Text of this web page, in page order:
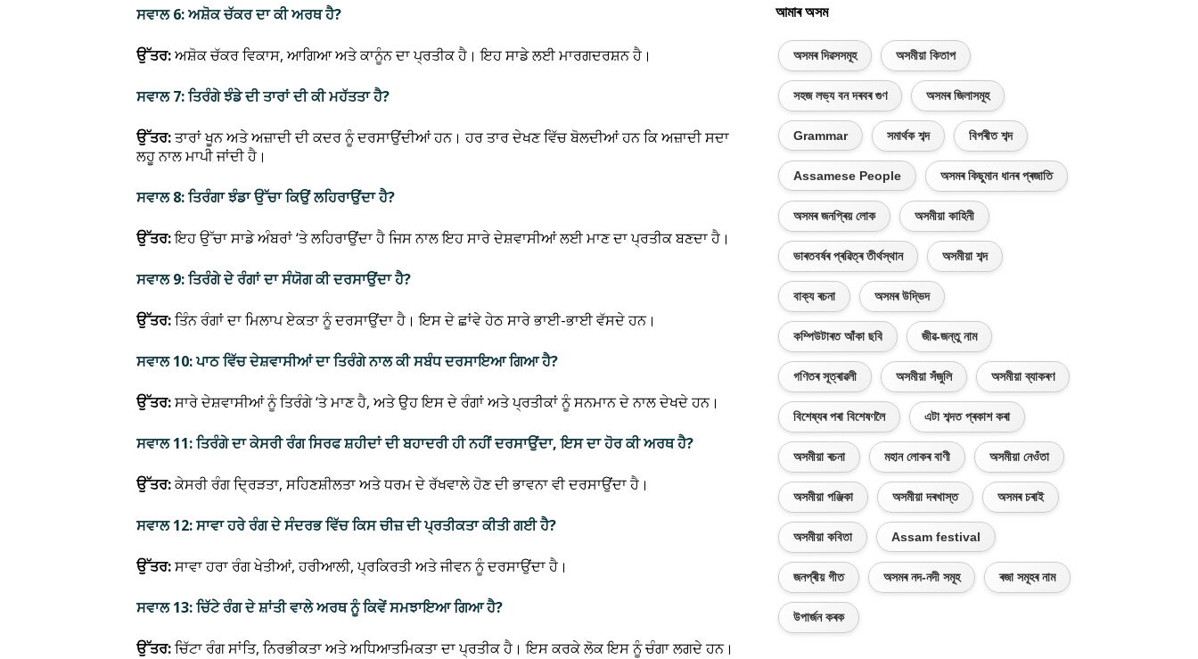
ਸਵਾਲ 6: ਅਸ਼ੋਕ ਚੱਕਰ ਦਾ ਕੀ ਅਰਥ ਹੈ?
ਉੱਤਰ:ਅਸ਼ੋਕ ਚੱਕਰ ਵਿਕਾਸ, ਆਗਿਆ ਅਤੇ ਕਾਨੂੰਨ ਦਾ ਪ੍ਰਤੀਕ ਹੈ। ਇਹ ਸਾਡੇ ਲਈ ਮਾਰਗਦਰਸ਼ਨ ਹੈ।
ਸਵਾਲ 7: ਤਿਰੰਗੇ ਝੰਡੇ ਦੀ ਤਾਰਾਂ ਦੀ ਕੀ ਮਹੱਤਤਾ ਹੈ?
ਉੱਤਰ:ਤਾਰਾਂ ਖੂਨ ਅਤੇ ਅਜ਼ਾਦੀ ਦੀ ਕਦਰ ਨੂੰ ਦਰਸਾਉਂਦੀਆਂ ਹਨ। ਹਰ ਤਾਰ ਦੇਖਣ ਵਿੱਚ ਬੋਲਦੀਆਂ ਹਨ ਕਿ ਅਜ਼ਾਦੀ ਸਦਾ
ਲਹੂ ਨਾਲ ਮਾਪੀ ਜਾਂਦੀ ਹੈ।
ਸਵਾਲ 8: ਤਿਰੰਗਾ ਝੰਡਾ ਉੱਚਾ ਕਿਉਂ ਲਹਿਰਾਉਂਦਾ ਹੈ?
ਉੱਤਰ:ਇਹ ਉੱਚਾ ਸਾਡੇ ਅੰਬਰਾਂ ‘ਤੇ ਲਹਿਰਾਉਂਦਾ ਹੈ ਜਿਸ ਨਾਲ ਇਹ ਸਾਰੇ ਦੇਸ਼ਵਾਸੀਆਂ ਲਈ ਮਾਣ ਦਾ ਪ੍ਰਤੀਕ ਬਣਦਾ ਹੈ।
ਸਵਾਲ 9: ਤਿਰੰਗੇ ਦੇ ਰੰਗਾਂ ਦਾ ਸੰਯੋਗ ਕੀ ਦਰਸਾਉਂਦਾ ਹੈ?
ਉੱਤਰ:ਤਿੰਨ ਰੰਗਾਂ ਦਾ ਮਿਲਾਪ ਏਕਤਾ ਨੂੰ ਦਰਸਾਉਂਦਾ ਹੈ। ਇਸ ਦੇ ਛਾਂਵੇ ਹੇਠ ਸਾਰੇ ਭਾਈ-ਭਾਈ ਵੱਸਦੇ ਹਨ।
ਸਵਾਲ 10: ਪਾਠ ਵਿੱਚ ਦੇਸ਼ਵਾਸੀਆਂ ਦਾ ਤਿਰੰਗੇ ਨਾਲ ਕੀ ਸਬੰਧ ਦਰਸਾਇਆ ਗਿਆ ਹੈ?
ਉੱਤਰ:ਸਾਰੇ ਦੇਸ਼ਵਾਸੀਆਂ ਨੂੰ ਤਿਰੰਗੇ ‘ਤੇ ਮਾਣ ਹੈ, ਅਤੇ ਉਹ ਇਸ ਦੇ ਰੰਗਾਂ ਅਤੇ ਪ੍ਰਤੀਕਾਂ ਨੂੰ ਸਨਮਾਨ ਦੇ ਨਾਲ ਦੇਖਦੇ ਹਨ।
ਸਵਾਲ 11: ਤਿਰੰਗੇ ਦਾ ਕੇਸਰੀ ਰੰਗ ਸਿਰਫ ਸ਼ਹੀਦਾਂ ਦੀ ਬਹਾਦਰੀ ਹੀ ਨਹੀਂ ਦਰਸਾਉਂਦਾ, ਇਸ ਦਾ ਹੋਰ ਕੀ ਅਰਥ ਹੈ?
ਉੱਤਰ:ਕੇਸਰੀ ਰੰਗ ਦ੍ਰਿੜਤਾ, ਸਹਿਣਸ਼ੀਲਤਾ ਅਤੇ ਧਰਮ ਦੇ ਰੱਖਵਾਲੇ ਹੋਣ ਦੀ ਭਾਵਨਾ ਵੀ ਦਰਸਾਉਂਦਾ ਹੈ।
ਸਵਾਲ 12: ਸਾਵਾ ਹਰੇ ਰੰਗ ਦੇ ਸੰਦਰਭ ਵਿੱਚ ਕਿਸ ਚੀਜ਼ ਦੀ ਪ੍ਰਤੀਕਤਾ ਕੀਤੀ ਗਈ ਹੈ?
ਉੱਤਰ:ਸਾਵਾ ਹਰਾ ਰੰਗ ਖੇਤੀਆਂ, ਹਰੀਆਲੀ, ਪ੍ਰਕਿਰਤੀ ਅਤੇ ਜੀਵਨ ਨੂੰ ਦਰਸਾਉਂਦਾ ਹੈ।
ਸਵਾਲ 13: ਚਿੱਟੇ ਰੰਗ ਦੇ ਸ਼ਾਂਤੀ ਵਾਲੇ ਅਰਥ ਨੂੰ ਕਿਵੇਂ ਸਮਝਾਇਆ ਗਿਆ ਹੈ?
ਉੱਤਰ:ਚਿੱਟਾ ਰੰਗ ਸਾਂਤਿ, ਨਿਰਭੀਕਤਾ ਅਤੇ ਅਧਿਆਤਮਿਕਤਾ ਦਾ ਪ੍ਰਤੀਕ ਹੈ। ਇਸ ਕਰਕੇ ਲੋਕ ਇਸ ਨੂੰ ਚੰਗਾ ਲਗਦੇ ਹਨ।
আমাৰ অসম
অসমৰ দিৱসসমূহ অসমীয়া কিতাপ
সহজ লভ্য বন দৰবৰ গুণ অসমৰ জিলাসমূহ
Grammar সমাৰ্থক শব্দ বিপৰীত শব্দ
Assamese People অসমৰ কিছুমান ধানৰ প্ৰজাতি
অসমৰ জনপ্ৰিয় লোক অসমীয়া কাহিনী
ভাৰতবৰ্ষৰ প্ৰৱিত্ৰ তীৰ্থস্থান অসমীয়া শব্দ
বাক্য ৰচনা অসমৰ উদ্ভিদ
কম্পিউটাৰত আঁকা ছবি জীৱ-জন্তু নাম
গণিতৰ সূত্ৰাৱলী অসমীয়া সঁজুলি অসমীয়া ব্যাকৰণ
বিশেষ্যৰ পৰা বিশেষণলৈ এটা শব্দত প্ৰকাশ কৰা
অসমীয়া ৰচনা মহান লোকৰ বাণী অসমীয়া নেওঁতা
অসমীয়া পঞ্জিকা অসমীয়া দৰখাস্ত অসমৰ চৰাই
অসমীয়া কবিতা Assam festival
জনপ্ৰীয় গীত অসমৰ নদ-নদী সমূহ ৰজা সমূহৰ নাম
উপাৰ্জন কৰক